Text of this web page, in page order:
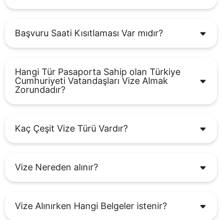
Başvuru Saati Kısıtlaması Var mıdır?
Hangi Tür Pasaporta Sahip olan Türkiye
Cumhuriyeti Vatandaşları Vize Almak
Zorundadır?
Kaç Çeşit Vize Türü Vardır?
Vize Nereden alınır?
Vize Alınırken Hangi Belgeler istenir?